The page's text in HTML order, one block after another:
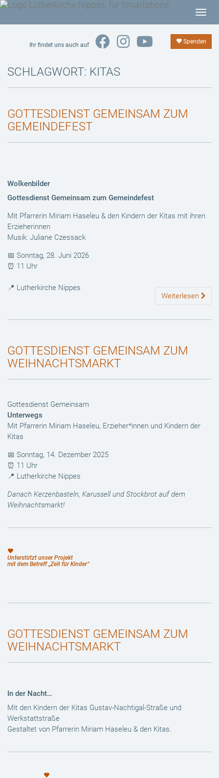
T
o
g
g
n
Ihr findet uns auch auf Spenden
SCHLAGWORT: KITAS
GOTTESDIENST GEMEINSAM ZUM
GEMEINDEFEST
Wolkenbilder
Gottesdienst Gemeinsam zum Gemeindefest
Mit Pfarrerin Miriam Haseleu & den Kindern der Kitas mit ihren
Erzieherinnen
Musik: Juliane Czessack
📅 Sonntag, 28. Juni 2026
⏰ 11 Uhr
📍 Lutherkirche Nippes
Weiterlesen
GOTTESDIENST GEMEINSAM ZUM
WEIHNACHTSMARKT
Gottesdienst Gemeinsam
Unterwegs
Mit Pfarrerin Miriam Haseleu, Erzieher*innen und Kindern der
Kitas
📅 Sonntag, 14. Dezember 2025
⏰ 11 Uhr
📍 Lutherkirche Nippes
Danach Kerzenbasteln, Karussell und Stockbrot auf dem
Weihnachtsmarkt!
Unterstützt unser Projekt
mit dem Betreff „Zeit für Kinder“
GOTTESDIENST GEMEINSAM ZUM
WEIHNACHTSMARKT
In der Nacht…
Mit den Kindern der Kitas Gustav-Nachtigal-Straße und
Werkstattstraße
Gestaltet von Pfarrerin Miriam Haseleu & den Kitas.